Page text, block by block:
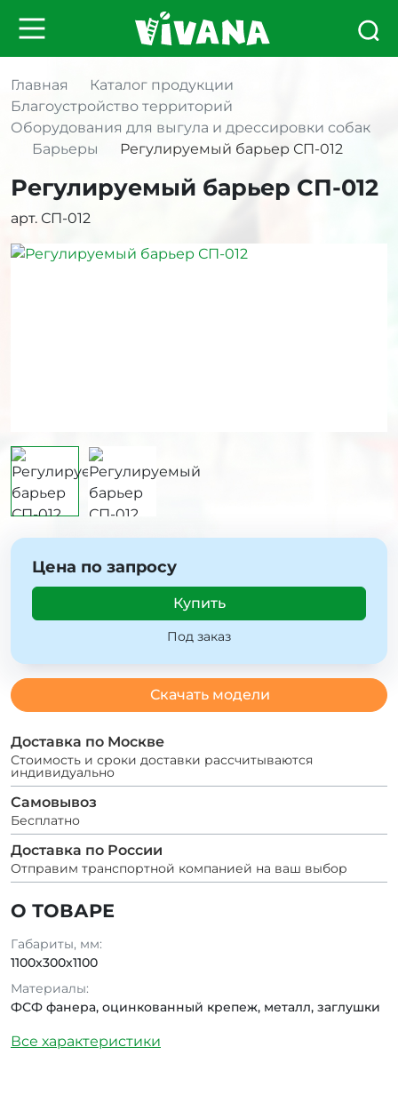
Главная
Каталог продукции
Благоустройство территорий
Оборудования для выгула и дрессировки собак
Барьеры
Регулируемый барьер СП-012
Регулируемый барьер СП-012
арт. СП-012
О ТОВАРЕ
Габариты, мм:
1100х300х1100
Материалы:
ФСФ фанера, оцинкованный крепеж, металл, заглушки
Все характеристики
Цена по запросу
Купить
Под заказ
Скачать модели
Доставка по Москве
Стоимость и сроки доставки рассчитываются
индивидуально
Самовывоз
Бесплатно
Доставка по России
Отправим транспортной компанией на ваш выбор